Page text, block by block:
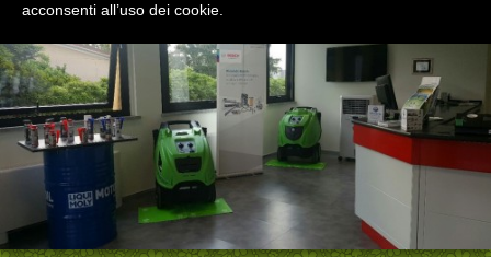
acconsenti all’uso dei cookie.